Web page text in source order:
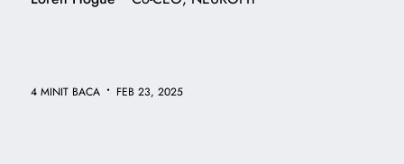
4 MINIT BACA • FEB 23, 2025